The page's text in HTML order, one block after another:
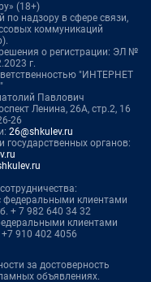
(18+)
по надзору в сфере связи,
коммуникаций
о регистрации: ЭЛ №
г.
"ИНТЕРНЕТ
Павлович
Ленина, 26А, стр.2, 16
26
26@shkulev.ru
органов:
клиентами
+ 7 982 640 34 32
клиентами
910 402 4056
за достоверность
объявлениях.